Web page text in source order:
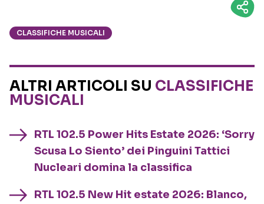
CLASSIFICHE MUSICALI
ALTRI ARTICOLI SU CLASSIFICHE
MUSICALI
RTL 102.5 Power Hits Estate 2026: ‘Sorry
Scusa Lo Siento’ dei Pinguini Tattici
Nucleari domina la classifica
RTL 102.5 New Hit estate 2026: Blanco,